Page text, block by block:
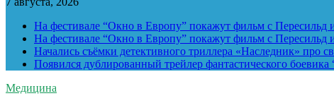
На фестивале “Окно в Европу” покажут фильм с Пересильд
На фестивале “Окно в Европу” покажут фильм с Пересильд
Начались съёмки детективного триллера «Наследник» про
Появился дублированный трейлер фантастического
Медицина